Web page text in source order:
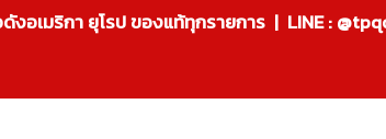
อเมริกา ยุโรป ของแท้ทุกรายการ | LINE :